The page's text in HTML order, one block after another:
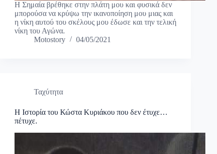
Η Σημαία βρέθηκε στην πλάτη μου και φυσικά δεν
μπορούσα να κρύψω την ικανοποίηση μου μιας και
η νίκη αυτού του σκέλους μου έδωσε και την τελική
νίκη του Αγώνα.
Motostory
04/05/2021
Ταχύτητα
Η Ιστορία του Κώστα Κυριάκου που δεν έτυχε…
πέτυχε.